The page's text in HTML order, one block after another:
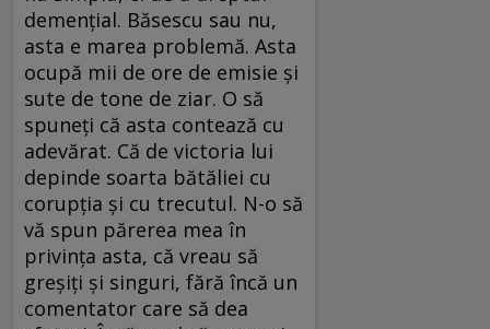
demenţial. Băsescu sau nu,
asta e marea problemă. Asta
ocupă mii de ore de emisie şi
sute de tone de ziar. O să
spuneţi că asta contează cu
adevărat. Că de victoria lui
depinde soarta bătăliei cu
corupţia şi cu trecutul. N-o să
vă spun părerea mea în
privinţa asta, că vreau să
greşiţi şi singuri, fără încă un
comentator care să dea